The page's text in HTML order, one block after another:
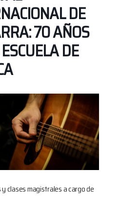
DE
70 AÑOS
DE
clases magistrales a cargo de